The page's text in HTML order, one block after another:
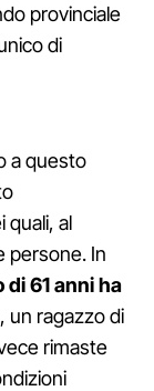
provinciale
di
a questo
quali, al
persone. In
di 61 anni ha
un ragazzo di
rimaste